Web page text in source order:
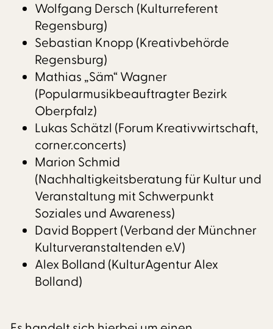
Wolfgang Dersch (Kulturreferent
Regensburg)
Sebastian Knopp (Kreativbehörde
Regensburg)
Mathias „Säm“ Wagner
(Popularmusikbeauftragter Bezirk
Oberpfalz)
Lukas Schätzl (Forum Kreativwirtschaft,
corner.concerts)
Marion Schmid
(Nachhaltigkeitsberatung für Kultur und
Veranstaltung mit Schwerpunkt
Soziales und Awareness)
David Boppert (Verband der Münchner
Kulturveranstaltenden e.V)
Alex Bolland (KulturAgentur Alex
Bolland)